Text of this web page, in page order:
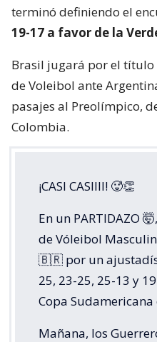
terminó definiendo el
19-17 a favor de la
Brasil jugará por el título
de Voleibol ante
pasajes al Preolímpico,
Colombia.
¡CASI CASIIII! 🥵👏
En un PARTIDAZO
de Vóleibol
🇧🇷 por un
25, 23-25, 25-13 y
Copa
Mañana, los